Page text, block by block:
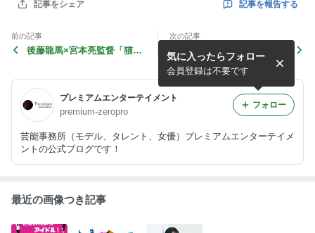
記事をシェア 記事を報告する
前の記事
後藤龍馬×宮本亮監督「猫を
次の記事
麻生瑛子×一人芝居「マグダ
ラのマリヤ」
プレミアムエンターテイメント
premium-zeropro
芸能事務所（モデル、タレント、女優）プレミアムエンターテイメ
ントの公式ブログです！
気に入ったらフォロー
会員登録は不要です
フォロー
最近の画像つき記事